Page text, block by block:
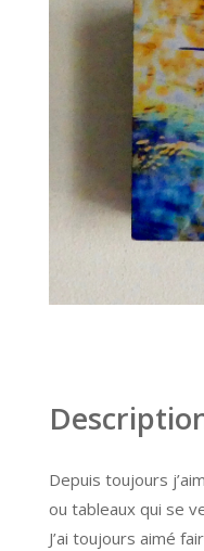
Depuis toujours
ou tableaux qui se
J’ai toujours aimé